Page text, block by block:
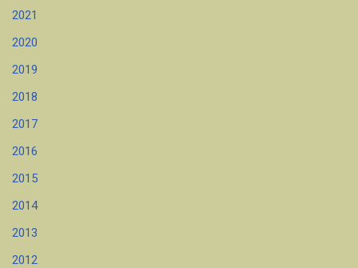
2021
2020
2019
2018
2017
2016
2015
2014
2013
2012